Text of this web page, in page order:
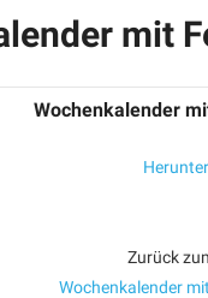
mit
Wochenkalender
Zurück
Wochenkalender